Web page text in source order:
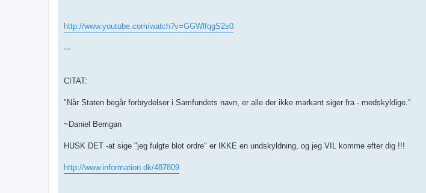
http://www.youtube.com/watch?v=GGWlfqgS2s0
---
CITAT:
"Når Staten begår forbrydelser i Samfundets navn, er alle der ikke markant siger fra - medskyldige."
~Daniel Berrigan
HUSK DET -at sige "jeg fulgte blot ordre" er IKKE en undskyldning, og jeg VIL komme efter dig !!!
http://www.information.dk/487809